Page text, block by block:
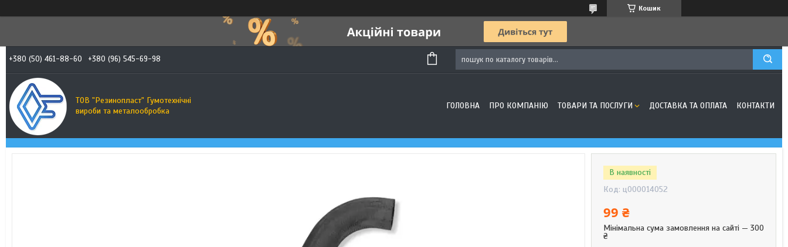
Кошик
+380 (50) 461-88-60 +380 (96) 545-69-98
ТОВ "Резинопласт" Гумотехнічні
вироби та металообробка
ГОЛОВНА ПРО КОМПАНІЮ ТОВАРИ ТА ПОСЛУГИ ДОСТАВКА ТА ОПЛАТА КОНТАКТИ
В наявності
Код: ц000014052
99 ₴
Мінімальна сума замовлення на сайті — 300
₴